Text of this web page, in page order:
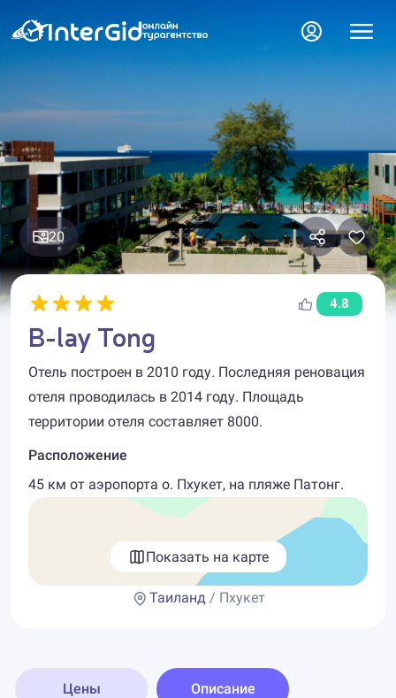
20
4.8
B-lay Tong
Отель построен в 2010 году. Последняя реновация
отеля проводилась в 2014 году. Площадь
территории отеля составляет 8000.
Расположение
45 км от аэропорта о. Пхукет, на пляже Патонг.
Показать на карте
Таиланд / Пхукет
Цены Описание